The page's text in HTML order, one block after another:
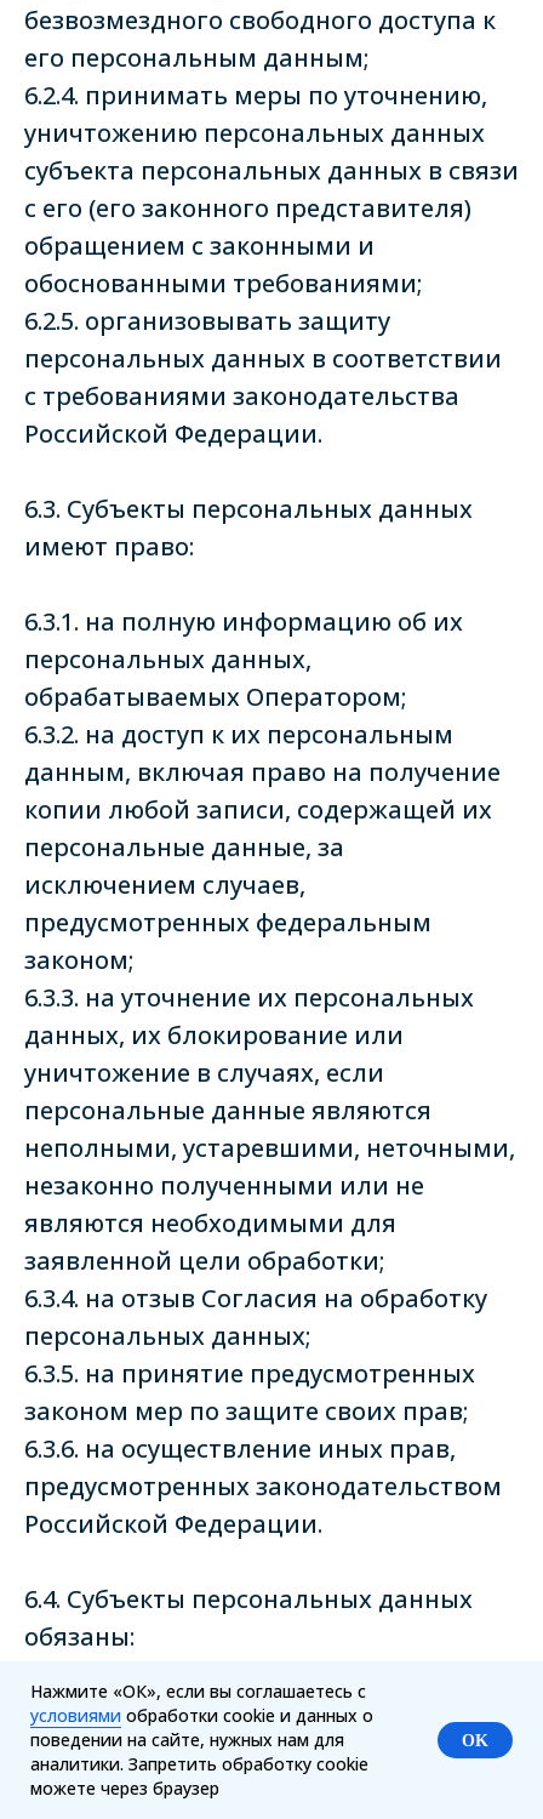
безвозмездного свободного доступа к
его персональным данным;
6.2.4. принимать меры по уточнению,
уничтожению персональных данных
субъекта персональных данных в связи
с его (его законного представителя)
обращением с законными и
обоснованными требованиями;
6.2.5. организовывать защиту
персональных данных в соответствии
с требованиями законодательства
Российской Федерации.
6.3. Субъекты персональных данных
имеют право:
6.3.1. на полную информацию об их
персональных данных,
обрабатываемых Оператором;
6.3.2. на доступ к их персональным
данным, включая право на получение
копии любой записи, содержащей их
персональные данные, за
исключением случаев,
предусмотренных федеральным
законом;
6.3.3. на уточнение их персональных
данных, их блокирование или
уничтожение в случаях, если
персональные данные являются
неполными, устаревшими, неточными,
незаконно полученными или не
являются необходимыми для
заявленной цели обработки;
6.3.4. на отзыв Согласия на обработку
персональных данных;
6.3.5. на принятие предусмотренных
законом мер по защите своих прав;
6.3.6. на осуществление иных прав,
предусмотренных законодательством
Российской Федерации.
6.4. Субъекты персональных данных
обязаны:
6.4.1. предоставлять Оператору
достоверные данные о себе;
6.4.2. предоставлять документы,
Нажмите «ОК», если вы соглашаетесь с
условиями обработки cookie и данных о
поведении на сайте, нужных нам для
аналитики. Запретить обработку cookie
можете через браузер
OK